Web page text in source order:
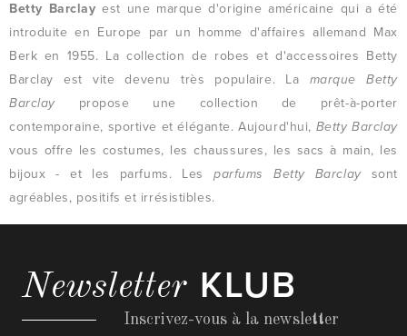
Betty Barclay est une marque d'origine américaine qui a été
introduite en Europe par un homme d'affaires allemand Max
Berk en 1955. La collection de robes et d'accessoires Betty
Barclay est vite devenu très populaire. La marque Betty
Barclaypropose une collection de prêt-à-porter
contemporaine, sportive et élégante. Aujourd'hui, Betty Barclay
vous offre les costumes, les chaussures, les sacs à main, les
bijoux - et les parfums. Lesparfums Betty Barclaysont
agréables, positifs et irrésistibles.
Newsletter KLUB
Inscrivez-vous à la newsletter